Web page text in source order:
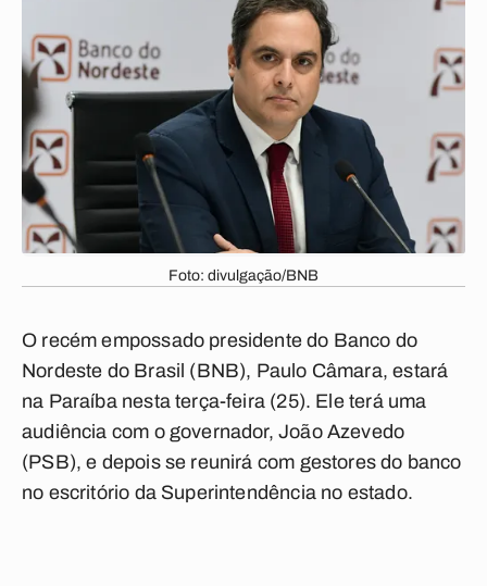
Foto: divulgação/BNB
O recém empossado presidente do Banco do
Nordeste do Brasil (BNB), Paulo Câmara, estará
na Paraíba nesta terça-feira (25). Ele terá uma
audiência com o governador, João Azevedo
(PSB), e depois se reunirá com gestores do banco
no escritório da Superintendência no estado.